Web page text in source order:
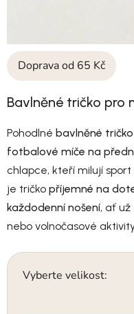
Doprava od 65 Kč
Bavlněné tričko pro
Pohodlné bavlněné tričko
fotbalové míče na
chlapce, kteří milují sport
je tričko příjemné na
každodenní nošení, ať už
nebo volnočasové
Vyberte velikost: